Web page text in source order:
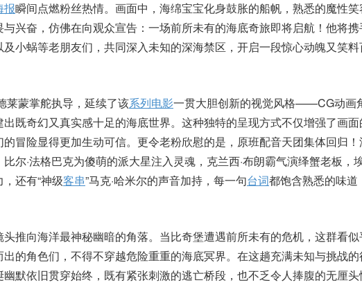
报瞬间点燃粉丝热情。画面中，海绵宝宝化身鼓胀的船帆，熟悉的魔性笑
与兴奋，仿佛在向观众宣告：一场前所未有的海底奇旅即将启航！他将
小蜗等老朋友们，共同深入未知的深海禁区，开启一段惊心动魄又笑
莱蒙掌舵执导，延续了该系列电影一贯大胆创新的视觉风格——CG动画
既奇幻又真实感十足的海底世界。这种独特的呈现方式不仅增强了画
冒险显得更加生动可信。更令老粉欣慰的是，原班配音天团集体回归！
尔·法格巴克为傻萌的派大星注入灵魂，克兰西·布朗霸气演绎蟹老板，
还有“神级客串”马克·哈米尔的声音加持，每一句台词都饱含熟悉的味道
推向海洋最神秘幽暗的角落。当比奇堡遭遇前所未有的危机，这群看
出的角色们，不得不穿越危险重重的海底冥界。在这趟充满未知与挑战
默依旧贯穿始终，既有紧张刺激的逃亡桥段，也不乏令人捧腹的无厘